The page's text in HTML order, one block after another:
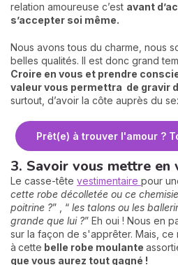
relation amoureuse c’est avant
s’accepter soi même.
Nous avons tous du charme, nous
belles qualités. Il est donc grand
Croire en vous et prendre
valeur vous permettra de gravir
surtout, d’avoir la côte auprès du
Prêt(e) à trouver l'amour ?
3. Savoir vous mettre en
Le casse-tête vestimentaire pour
cette robe décolletée ou ce
poitrine ?” , “ les talons ou les
grande que lui ?” Eh oui ! Nous en
sur la façon de s'apprêter. Mais, ce
à cette belle robe moulante
que vous aurez tout gagné !